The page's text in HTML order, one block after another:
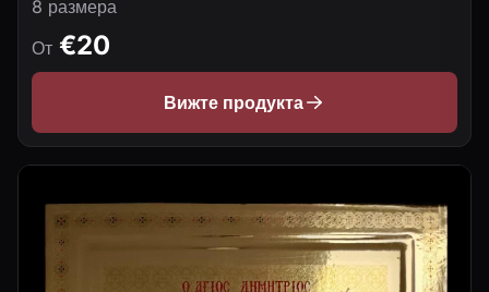
8 размера
От €20
Вижте продукта